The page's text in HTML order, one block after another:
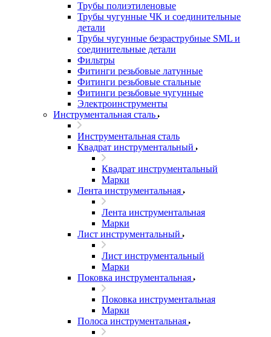
Трубы полиэтиленовые
Трубы чугунные ЧК и соединительные
детали
Трубы чугунные безраструбные SML и
соединительные детали
Фильтры
Фитинги резьбовые латунные
Фитинги резьбовые стальные
Фитинги резьбовые чугунные
Электроинструменты
Инструментальная сталь
Инструментальная сталь
Квадрат инструментальный
Квадрат инструментальный
Марки
Лента инструментальная
Лента инструментальная
Марки
Лист инструментальный
Лист инструментальный
Марки
Поковка инструментальная
Поковка инструментальная
Марки
Полоса инструментальная